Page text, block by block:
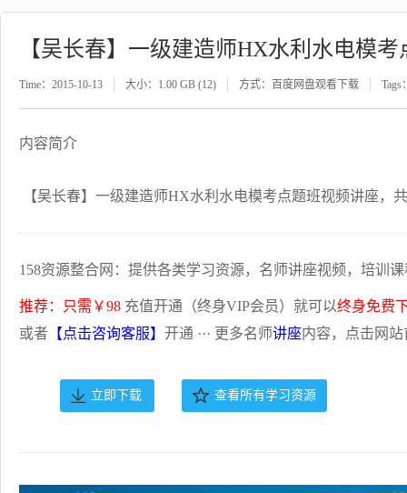
【吴长春】一级建造师HX水利水电模
Time：2015-10-13 大小：1.00 GB (12) 方式：百度网盘观看下载 Tags
内容简介
【吴长春】一级建造师HX水利水电模考点题班视频讲座，
158资源整合网：提供各类学习资源，名师讲座视频，培训
推荐：只需￥98 充值开通（终身VIP会员）就可以终身免费
或者 【点击咨询客服】 开通 ··· 更多名师讲座内容，点击网
立即下载 查看所有学习资源